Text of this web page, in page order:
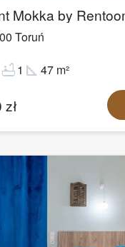
Mokka by
Toruń
bathtub1 square_foot 47 m²
zł